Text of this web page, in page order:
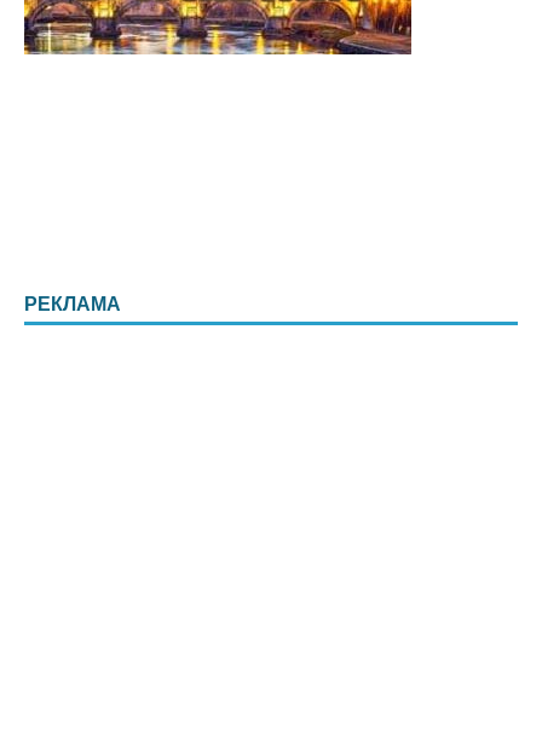
РЕКЛАМА